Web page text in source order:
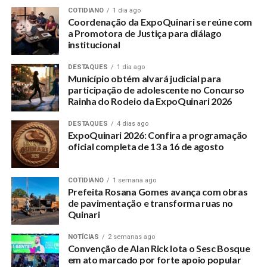
COTIDIANO 1 dia ago
Coordenação da ExpoQuinari se reúne com
a Promotora de Justiça para diálago
institucional
DESTAQUES 1 dia ago
Município obtém alvará judicial para
participação de adolescente no Concurso
Rainha do Rodeio da ExpoQuinari 2026
DESTAQUES 4 dias ago
ExpoQuinari 2026: Confira a programação
oficial completa de 13 a 16 de agosto
COTIDIANO 1 semana ago
Prefeita Rosana Gomes avança com obras
de pavimentação e transforma ruas no
Quinari
NOTÍCIAS 2 semanas ago
Convenção de Alan Rick lota o Sesc Bosque
em ato marcado por forte apoio popular